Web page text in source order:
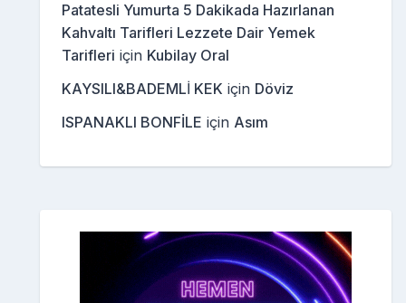
Patatesli Yumurta 5 Dakikada Hazırlanan
Kahvaltı Tarifleri Lezzete Dair Yemek
Tarifleri için Kubilay Oral
KAYSILI&BADEMLİ KEK için Döviz
ISPANAKLI BONFİLE için Asım